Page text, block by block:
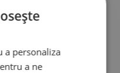
a personaliza
a ne